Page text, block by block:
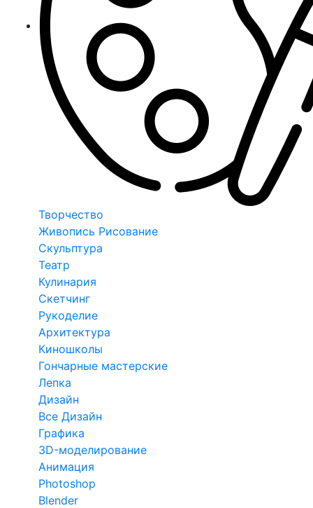
Творчество
Живопись Рисование
Скульптура
Театр
Кулинария
Скетчинг
Рукоделие
Архитектура
Киношколы
Гончарные мастерские
Лепка
Дизайн
Все Дизайн
Графика
3D-моделирование
Анимация
Photoshop
Blender